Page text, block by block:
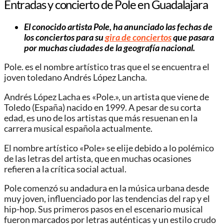
Entradas y concierto de Pole en Guadalajara
El conocido artista Pole, ha anunciado las fechas de
los conciertos para sugira de conciertosque pasara
por muchas ciudades de la geografía nacional.
Pole. es el nombre artístico tras que el se encuentra el
joven toledano Andrés López Lancha.
Andrés López Lacha es «Pole.», un artista que viene de
Toledo (España) nacido en 1999. A pesar de su corta
edad, es uno de los artistas que más resuenan en la
carrera musical española actualmente.
El nombre artístico «Pole» se elije debido a lo polémico
de las letras del artista, que en muchas ocasiones
refieren a la crítica social actual.
Pole comenzó su andadura en la música urbana desde
muy joven, influenciado por las tendencias del rap y el
hip-hop. Sus primeros pasos en el escenario musical
fueron marcados por letras auténticas y un estilo crudo